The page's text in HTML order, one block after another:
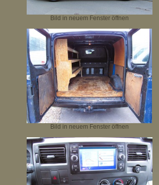
Bild in neuem Fenster öffnen
Bild in neuem Fenster öffnen